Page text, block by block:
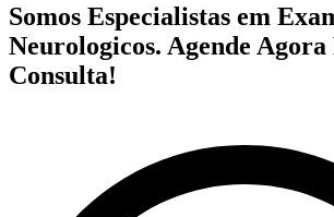
Somos Especialistas em
Neurologicos. Agende Agora
Consulta!